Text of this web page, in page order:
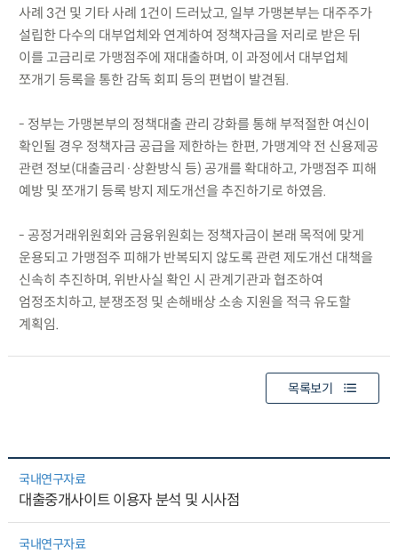
사례 3건 및 기타 사례 1건이 드러났고, 일부 가맹본부는 대주주가
설립한 다수의 대부업체와 연계하여 정책자금을 저리로 받은 뒤
이를 고금리로 가맹점주에 재대출하며, 이 과정에서 대부업체
쪼개기 등록을 통한 감독 회피 등의 편법이 발견됨.
- 정부는 가맹본부의 정책대출 관리 강화를 통해 부적절한 여신이
확인될 경우 정책자금 공급을 제한하는 한편, 가맹계약 전 신용제공
관련 정보(대출금리·상환방식 등) 공개를 확대하고, 가맹점주 피해
예방 및 쪼개기 등록 방지 제도개선을 추진하기로 하였음.
- 공정거래위원회와 금융위원회는 정책자금이 본래 목적에 맞게
운용되고 가맹점주 피해가 반복되지 않도록 관련 제도개선 대책을
신속히 추진하며, 위반사실 확인 시 관계기관과 협조하여
엄정조치하고, 분쟁조정 및 손해배상 소송 지원을 적극 유도할
계획임.
목록보기
국내연구자료
대출중개사이트 이용자 분석 및 시사점
국내연구자료